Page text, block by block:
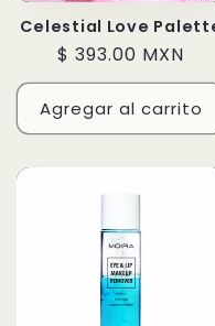
Celestial Love
Precio
habitual
$ 393.00 MXN
Agregar al carrito